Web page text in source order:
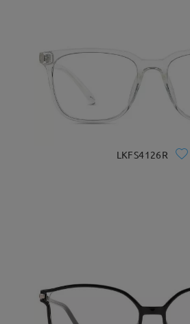
LKFS4126R